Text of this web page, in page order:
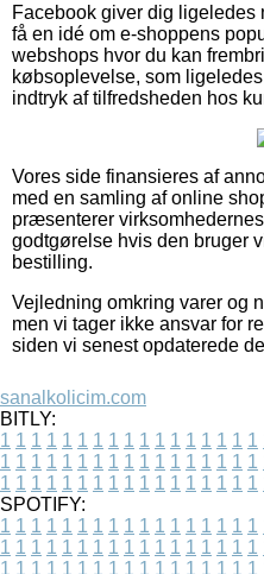
Facebook giver dig
få en idé om e-shoppens
webshops hvor du kan
købsoplevelse, som
indtryk af tilfredsheden hos
Vores side finansieres af
med en samling af online
præsenterer
godtgørelse hvis den bruger
bestilling.
Vejledning omkring varer og
men vi tager ikke ansvar for
siden vi senest opdaterede
sanalkolicim.com
BITLY:
1 1 1 1 1 1 1 1 1 1 1 1 1 1 1 1 1
1 1 1 1 1 1 1 1 1 1 1 1 1 1 1 1 1
1 1 1 1 1 1 1 1 1 1 1 1 1 1 1 1 1
SPOTIFY:
1 1 1 1 1 1 1 1 1 1 1 1 1 1 1 1 1
1 1 1 1 1 1 1 1 1 1 1 1 1 1 1 1 1
1 1 1 1 1 1 1 1 1 1 1 1 1 1 1 1 1